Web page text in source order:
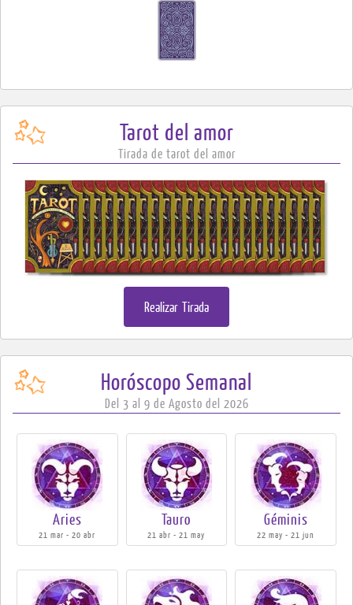
Tarot del amor
Tirada de tarot del amor
Realizar Tirada
Horóscopo Semanal
Del 3 al 9 de Agosto del 2026
Aries
21 mar - 20 abr
Tauro
21 abr - 21 may
Géminis
22 may - 21 jun